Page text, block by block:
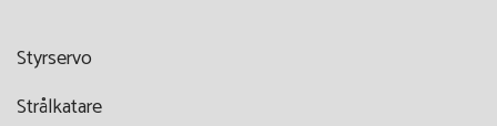
Styrservo
Strålkatare